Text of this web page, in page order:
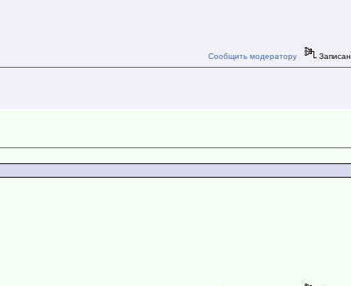
Сообщить модератору Записан